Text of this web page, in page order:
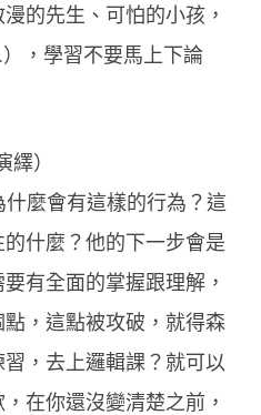
的先生、可怕的小孩，
，學習不要馬上下論
）
麼會有這樣的行為？這
什麼？他的下一步會是
有全面的掌握跟理解，
，這點被攻破，就得森
，去上邏輯課？就可以
在你還沒變清楚之前，